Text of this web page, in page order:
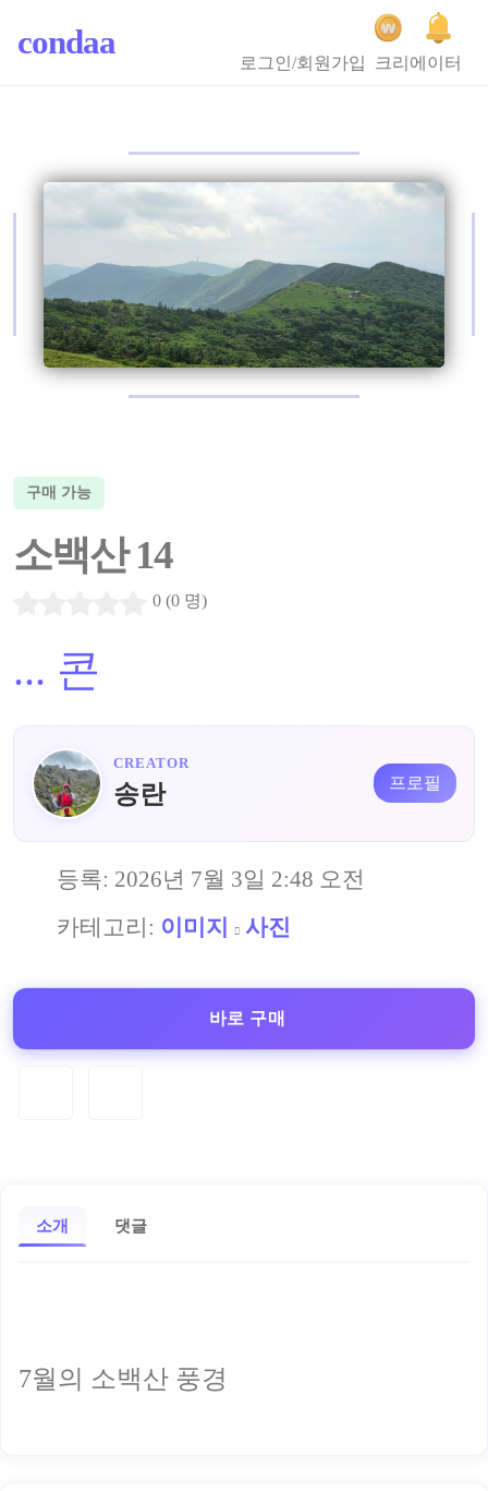
condaa
로그인/회원가입 크리에이터
구매 가능
소백산 14
0 (0 명)
... 콘
CREATOR
송란 프로필
등록: 2026년 7월 3일 2:48 오전
카테고리: 이미지 사진
바로 구매
소개 댓글
7월의 소백산 풍경